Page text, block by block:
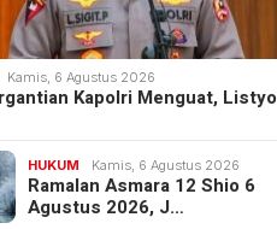
Kamis, 6 Agustus 2026
Kapolri Menguat, Listyo
HUKUM Kamis, 6 Agustus 2026
Ramalan Asmara 12 Shio 6
Agustus 2026, J…